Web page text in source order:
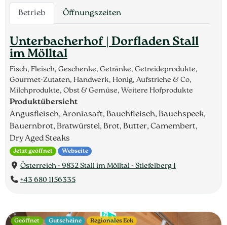
Betrieb Öffnungszeiten
Unterbacherhof | Dorfladen Stall
im Mölltal
Fisch, Fleisch, Geschenke, Getränke, Getreideprodukte,
Gourmet-Zutaten, Handwerk, Honig, Aufstriche & Co,
Milchprodukte, Obst & Gemüse, Weitere Hofprodukte
Produktübersicht
Angusfleisch, Aroniasaft, Bauchfleisch, Bauchspeck,
Bauernbrot, Bratwürstel, Brot, Butter, Camembert,
Dry Aged Steaks
Jetzt geöffnet Webseite
Österreich - 9832 Stall im Mölltal - Stiefelberg 1
+43 680 1156335
Geöffnet Gutscheine Regionales Eck